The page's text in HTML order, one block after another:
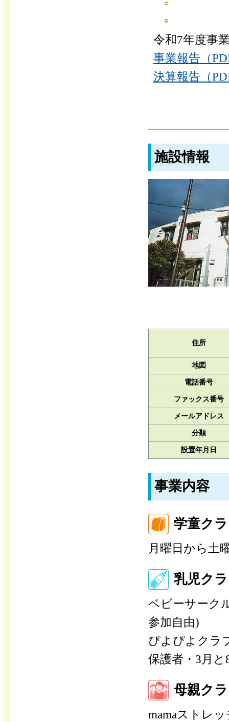
令和7年度事
事業報告（
決算報告（
施設情報
住所
地図
電話番号
ファックス番号
メールアドレス
分類
設置年月日
事業内容
学童ク
月曜日から土
乳児ク
ベビーサーク
参加自由)
ぴよぴよクラ
保護者・3月
母親ク
mamaストレ